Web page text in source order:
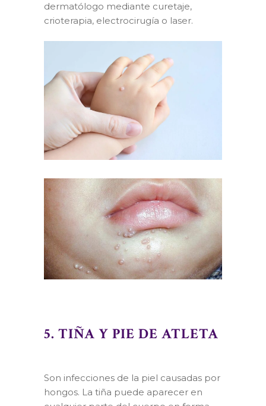
dermatólogo mediante curetaje,
crioterapia, electrocirugía o laser.
5. TIÑA Y PIE DE ATLETA
Son infecciones de la piel causadas por
hongos. La tiña puede aparecer en